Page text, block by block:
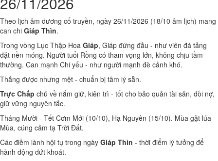
Theo lịch âm dương cổ truyền, ngày 26/11/2026 (18/10 âm lịch) mang
can chi Giáp Thìn.
Trong vòng Lục Thập Hoa Giáp, Giáp đứng đầu - như viên đá tảng
đặt nền móng. Người tuổi Rồng có tham vọng lớn, không chịu tầm
thường. Can mạnh Chi yếu - như người mạnh đè cảnh khó.
Thắng được nhưng mệt - chuẩn bị tâm lý sẵn.
Trực Chấp chủ về nắm giữ, kiên trì - tốt cho bảo quản tài sản, đòi nợ,
giữ vững nguyên tắc.
Tháng Mười - Tết Cơm Mới (10/10), Hạ Nguyên (15/10). Mùa gặt lúa
Mùa, cúng cảm tạ Trời Đất.
Các điềm lành hội tụ trong ngày Giáp Thìn - thời điểm lý tưởng để
hành động dứt khoát.